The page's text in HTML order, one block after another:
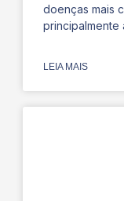
doenças mais
principalmente
LEIA MAIS